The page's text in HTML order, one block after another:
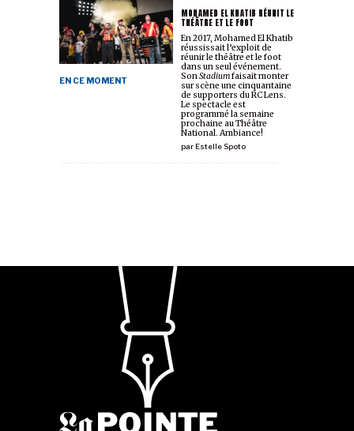
MOHAMED EL KHATIB RÉUNIT LE
THÉÂTRE ET LE FOOT
EN CE MOMENT
parEstelle Spoto
En 2017, Mohamed El Khatib
réussissait l’exploit de
réunir le théâtre et le foot
dans un seul événement.
SonStadiumfaisait monter
sur scène une cinquantaine
de supporters du RC Lens.
Le spectacle est
programmé la semaine
prochaine au Théâtre
National. Ambiance!